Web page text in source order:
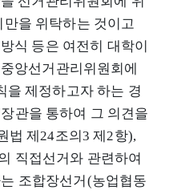
을 위탁하는 것이고
식 등은 여전히 대학이
앙선거관리위원회에
을 제정하고자 하는 경
관을 통하여 그 의견을
법 제24조의3 제2항),
직접선거와 관련하여
조합장선거(농업협동